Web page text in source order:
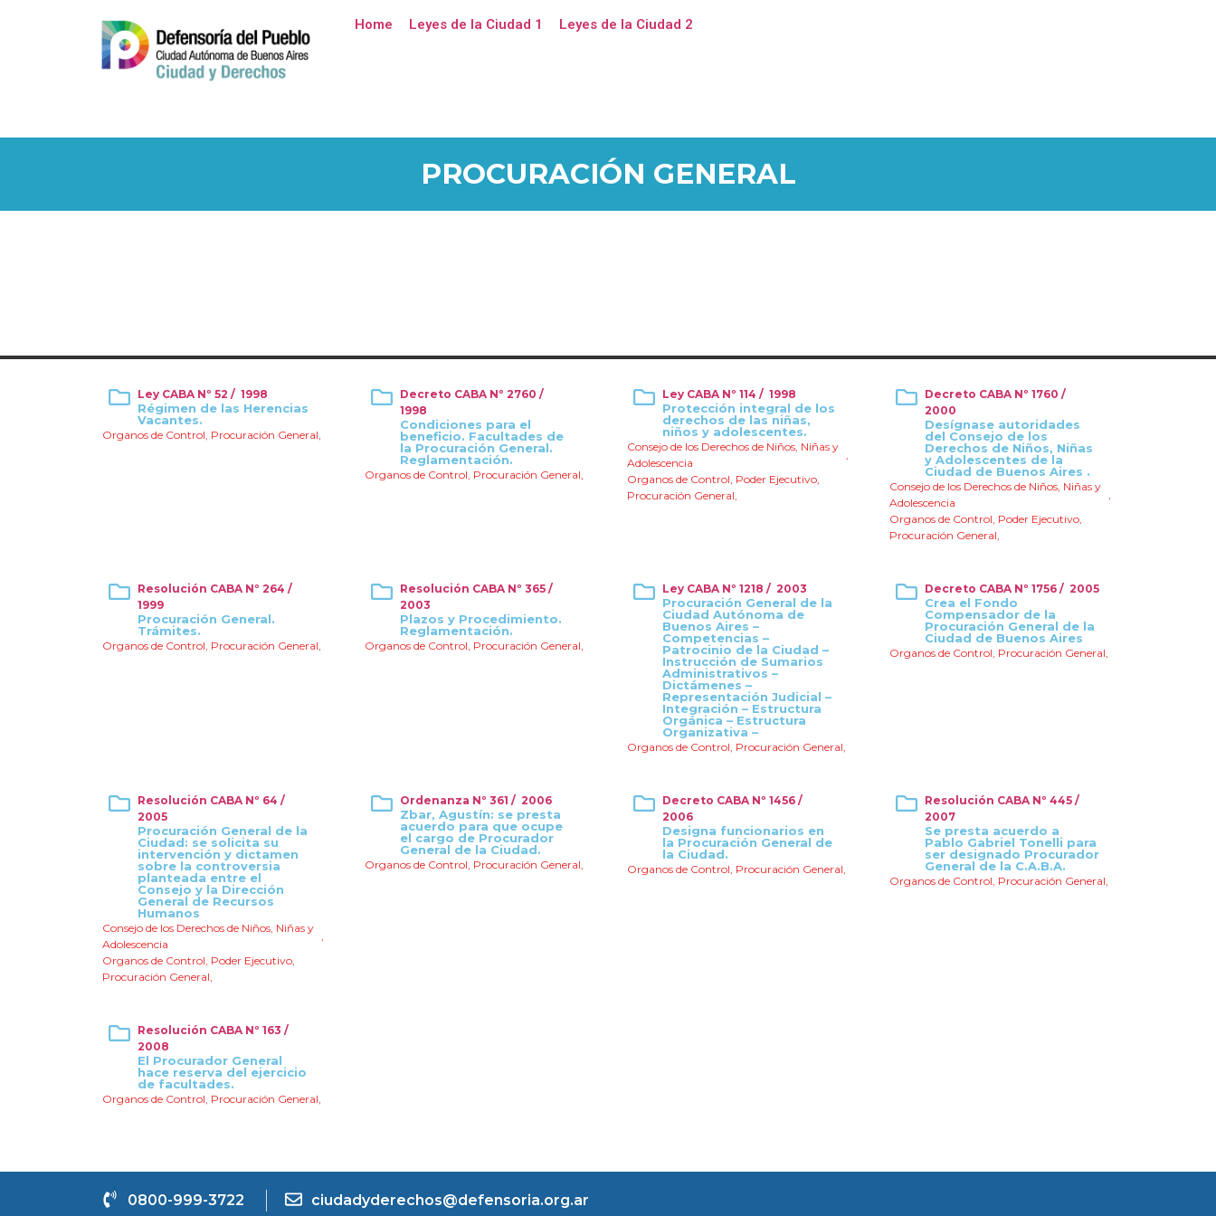
Home Leyes de la Ciudad 1 Leyes de la Ciudad 2
PROCURACIÓN GENERAL
Ley CABA Nº 52 / 1998
Régimen de las Herencias
Vacantes.
Organos de Control, Procuración General,
Decreto CABA Nº 2760 /
1998
Condiciones para el
beneficio. Facultades de
la Procuración General.
Reglamentación.
Organos de Control, Procuración General,
Ley CABA Nº 114 / 1998
Protección integral de los
derechos de las niñas,
niños y adolescentes.
Consejo de los Derechos de Niños, Niñas y
Adolescencia
,
Organos de Control, Poder Ejecutivo,
Procuración General,
Decreto CABA Nº 1760 /
2000
Desígnase autoridades
del Consejo de los
Derechos de Niños, Niñas
y Adolescentes de la
Ciudad de Buenos Aires .
Consejo de los Derechos de Niños, Niñas y
Adolescencia
,
Organos de Control, Poder Ejecutivo,
Procuración General,
Resolución CABA Nº 264 /
1999
Procuración General.
Trámites.
Organos de Control, Procuración General,
Resolución CABA Nº 365 /
2003
Plazos y Procedimiento.
Reglamentación.
Organos de Control, Procuración General,
Ley CABA Nº 1218 / 2003
Procuración General de la
Ciudad Autónoma de
Buenos Aires –
Competencias –
Patrocinio de la Ciudad –
Instrucción de Sumarios
Administrativos –
Dictámenes –
Representación Judicial –
Integración – Estructura
Orgánica – Estructura
Organizativa –
Organos de Control, Procuración General,
Decreto CABA Nº 1756 / 2005
Crea el Fondo
Compensador de la
Procuración General de la
Ciudad de Buenos Aires
Organos de Control, Procuración General,
Resolución CABA Nº 64 /
2005
Procuración General de la
Ciudad: se solicita su
intervención y dictamen
sobre la controversia
planteada entre el
Consejo y la Dirección
General de Recursos
Humanos
Consejo de los Derechos de Niños, Niñas y
Adolescencia
,
Organos de Control, Poder Ejecutivo,
Procuración General,
Ordenanza Nº 361 / 2006
Zbar, Agustín: se presta
acuerdo para que ocupe
el cargo de Procurador
General de la Ciudad.
Organos de Control, Procuración General,
Decreto CABA Nº 1456 /
2006
Designa funcionarios en
la Procuración General de
la Ciudad.
Organos de Control, Procuración General,
Resolución CABA Nº 445 /
2007
Se presta acuerdo a
Pablo Gabriel Tonelli para
ser designado Procurador
General de la C.A.B.A.
Organos de Control, Procuración General,
Resolución CABA Nº 163 /
2008
El Procurador General
hace reserva del ejercicio
de facultades.
Organos de Control, Procuración General,
0800-999-3722 ciudadyderechos@defensoria.org.ar